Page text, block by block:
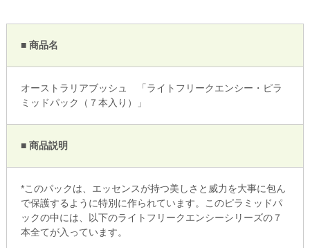
■ 商品名
オーストラリアブッシュ 「ライトフリークエンシー・ピラ
ミッドパック（７本入り）」
■ 商品説明
*このパックは、エッセンスが持つ美しさと威力を大事に包ん
で保護するように特別に作られています。このピラミッドパ
ックの中には、以下のライトフリークエンシーシリーズの７
本全てが入っています。